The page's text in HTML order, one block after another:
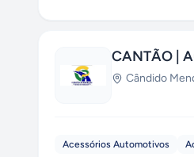
CANTÃO |
Cândido
Acessórios Automotivos